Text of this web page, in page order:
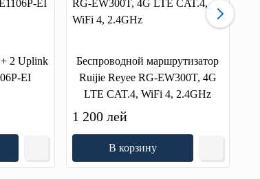
2 Uplink
EI
Беспроводной маршрутизатор
Ruijie Reyee RG-EW300T, 4G
LTE CAT.4, WiFi 4, 2.4GHz
1 200 лей
В корзину